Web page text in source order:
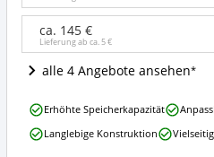
Wo
dieser
Büroschrank
erhältlich?
ca. 145 €
Lieferung ab ca.5 €
alle 4 Angebote ansehen
mokebo
Mehrzweckschrank
60cm
Erhöhte Speicherkapazität
Langlebige Konstruktion